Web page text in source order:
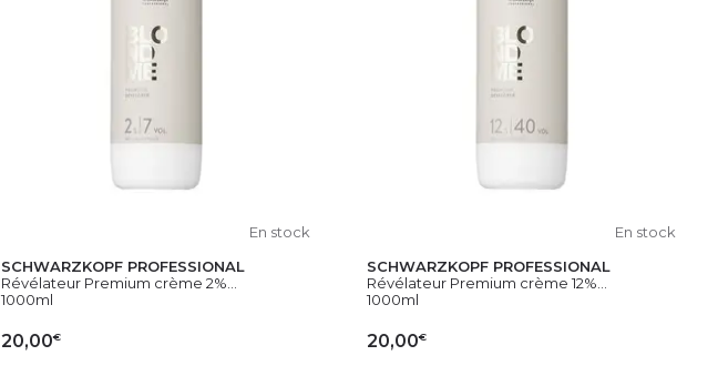
En stock
SCHWARZKOPF PROFESSIONAL
Révélateur Premium crème 2%...
1000ml
20,00€
En stock
SCHWARZKOPF PROFESSIONAL
Révélateur Premium crème 12%...
1000ml
20,00€